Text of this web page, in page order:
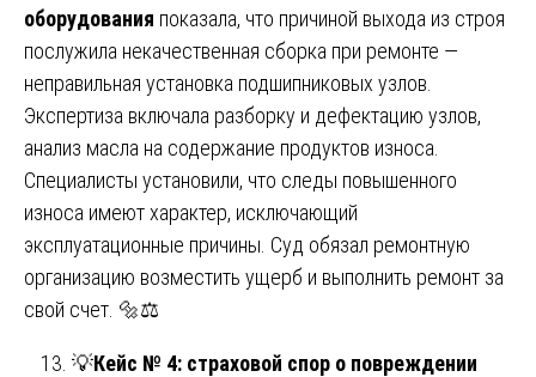
оборудования показала, что причиной выхода из строя
послужила некачественная сборка при ремонте —
неправильная установка подшипниковых узлов.
Экспертиза включала разборку и дефектацию узлов,
анализ масла на содержание продуктов износа.
Специалисты установили, что следы повышенного
износа имеют характер, исключающий
эксплуатационные причины. Суд обязал ремонтную
организацию возместить ущерб и выполнить ремонт за
свой счет. 🔩⚖️
💡Кейс № 4: страховой спор о повреждении